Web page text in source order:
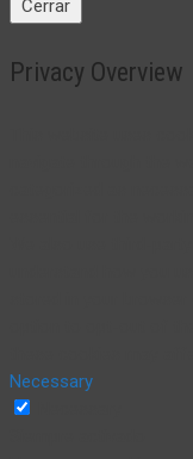
Cerrar
Privacy Overview
Necessary